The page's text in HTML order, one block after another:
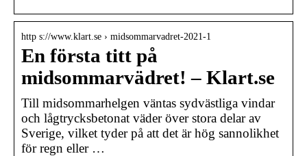
http s://www.klart.se › midsommarvadret-2021-1
En första titt på
midsommarvädret! – Klart.se
Till midsommarhelgen väntas sydvästliga vindar
och lågtrycksbetonat väder över stora delar av
Sverige, vilket tyder på att det är hög sannolikhet
för regn eller …